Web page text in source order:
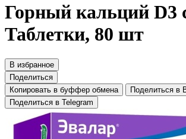
Горный кальций D3
Таблетки, 80 шт
В избранное
Поделиться
Копировать в буффер обмена
Поделиться в
Поделиться в Telegram